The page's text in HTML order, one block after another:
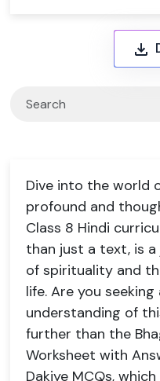
Dive into the world
profound and
Class 8 Hindi
than just a text, is
of spirituality and
life. Are you
understanding of
further than the
Worksheet with
Dakiye MCQs,